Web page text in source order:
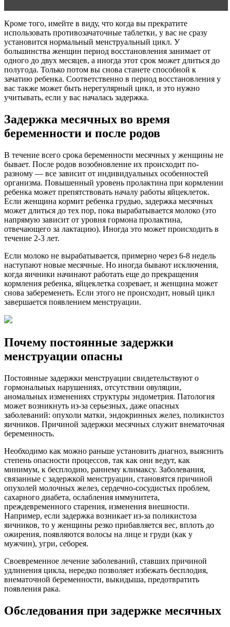
Кроме того, имейте в виду, что когда вы прекратите
использовать противозачаточные таблетки, у вас не сразу
установится нормальный менструальный цикл. У
большинства женщин период восстановления занимает от
одного до двух месяцев, а иногда этот срок может длиться до
полугода. Только потом вы снова станете способной к
зачатию ребенка. Соответственно в период восстановления у
вас также может быть нерегулярный цикл, и это нужно
учитывать, если у вас началась задержка.
Задержка месячных во время
беременности и после родов
В течение всего срока беременности месячных у женщины не
бывает. После родов возобновление их происходит по-
разному — все зависит от индивидуальных особенностей
организма. Повышенный уровень пролактина при кормлении
ребенка может препятствовать началу работы яйцеклеток.
Если женщина кормит ребенка грудью, задержка месячных
может длиться до тех пор, пока вырабатывается молоко (это
напрямую зависит от уровня гормона пролактина,
отвечающего за лактацию). Иногда это может происходить в
течение 2-3 лет.
Если молоко не вырабатывается, примерно через 6-8 недель
наступают новые месячные. Но иногда бывают исключения,
когда яичники начинают работать еще до прекращения
кормления ребенка, яйцеклетка созревает, и женщина может
снова забеременеть. Если этого не происходит, новый цикл
завершается появлением менструации.
Почему постоянные задержки
менструации опасны
Постоянные задержки менструации свидетельствуют о
гормональных нарушениях, отсутствии овуляции,
аномальных изменениях структуры эндометрия. Патология
может возникнуть из-за серьезных, даже опасных
заболеваний: опухоли матки, эндокринных желез, поликистоз
яичников. Причиной задержки месячных служит внематочная
беременность.
Необходимо как можно раньше установить диагноз, выяснить
степень опасности процессов, так как они ведут, как
минимум, к бесплодию, раннему климаксу. Заболевания,
связанные с задержкой менструации, становятся причиной
опухолей молочных желез, сердечно-сосудистых проблем,
сахарного диабета, ослабления иммунитета,
преждевременного старения, изменения внешности.
Например, если задержка возникает из-за поликистоза
яичников, то у женщины резко прибавляется вес, вплоть до
ожирения, появляются волосы на лице и груди (как у
мужчин), угри, себорея.
Своевременное лечение заболеваний, ставших причиной
удлинения цикла, нередко позволяет избежать бесплодия,
внематочной беременности, выкидыша, предотвратить
появления рака.
Обследования при задержке месячных